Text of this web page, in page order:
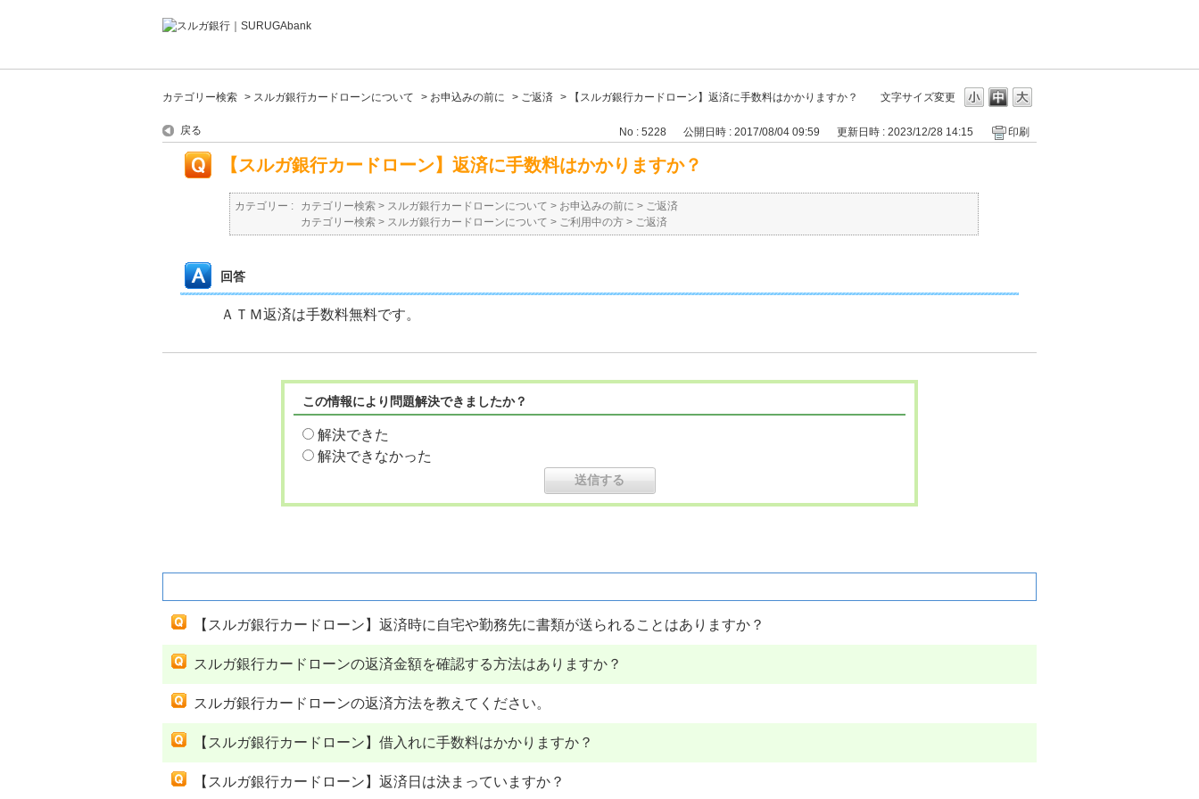
文字サイズ変更
カテゴリー検索 > スルガ銀行カードローンについて > お申込みの前に > ご返済 > 【スルガ銀行カードローン】返済に手数料はかかりますか？
戻る No : 5228 公開日時 : 2017/08/04 09:59 更新日時 : 2023/12/28 14:15 印刷
【スルガ銀行カードローン】返済に手数料はかかりますか？
カテゴリー : カテゴリー検索 > スルガ銀行カードローンについて > お申込みの前に > ご返済
カテゴリー検索 > スルガ銀行カードローンについて > ご利用中の方 > ご返済
回答
ＡＴＭ返済は手数料無料です。
この情報により問題解決できましたか？
解決できた
解決できなかった
【スルガ銀行カードローン】返済時に自宅や勤務先に書類が送られることはありますか？
スルガ銀行カードローンの返済金額を確認する方法はありますか？
スルガ銀行カードローンの返済方法を教えてください。
【スルガ銀行カードローン】借入れに手数料はかかりますか？
【スルガ銀行カードローン】返済日は決まっていますか？